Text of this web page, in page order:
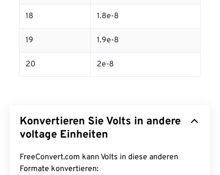
18 1.8e-8
19 1.9e-8
20 2e-8
Konvertieren Sie Volts in andere
voltage Einheiten
FreeConvert.com kann Volts in diese anderen
Formate konvertieren: